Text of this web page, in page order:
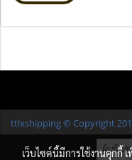
ttlxshipping © Copyright
ผู้เข้า
เว็บไซต์นี้มีการใช้งานคุกกี้